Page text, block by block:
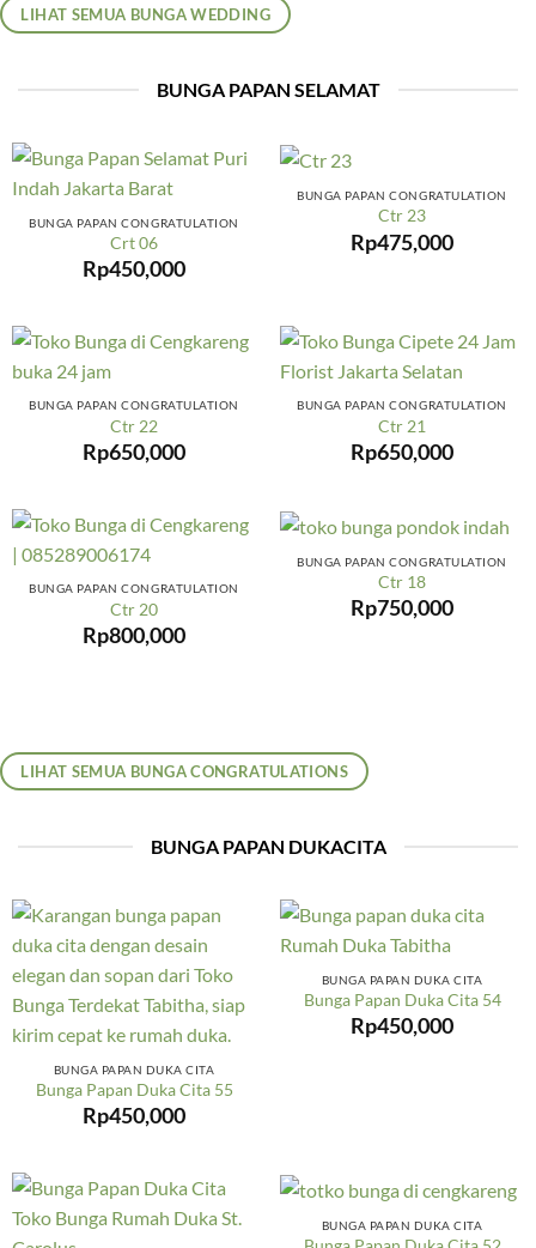
LIHAT SEMUA BUNGA WEDDING
BUNGA PAPAN SELAMAT
BUNGA PAPAN CONGRATULATION
Crt 06
Rp450,000
BUNGA PAPAN CONGRATULATION
Ctr 23
Rp475,000
BUNGA PAPAN CONGRATULATION
Ctr 22
Rp650,000
BUNGA PAPAN CONGRATULATION
Ctr 21
Rp650,000
BUNGA PAPAN CONGRATULATION
Ctr 20
Rp800,000
BUNGA PAPAN CONGRATULATION
Ctr 18
Rp750,000
LIHAT SEMUA BUNGA CONGRATULATIONS
BUNGA PAPAN DUKACITA
BUNGA PAPAN DUKA CITA
Bunga Papan Duka Cita 55
Rp450,000
BUNGA PAPAN DUKA CITA
Bunga Papan Duka Cita 54
Rp450,000
BUNGA PAPAN DUKA CITA